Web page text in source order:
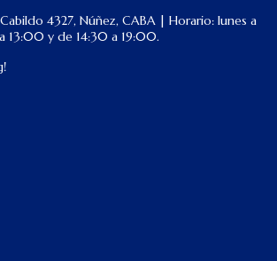
4327, Núñez, CABA | Horario: lunes a
13:00 y de 14:30 a 19:00.